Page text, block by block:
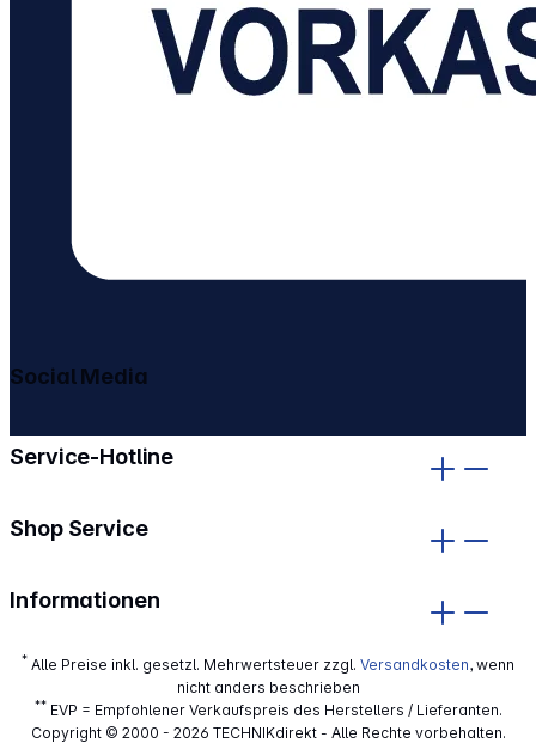
Service-Hotline
Shop Service
Informationen
Social Media
* Alle Preise inkl. gesetzl. Mehrwertsteuer zzgl. Versandkosten, wenn
nicht anders beschrieben
**EVP = Empfohlener Verkaufspreis des Herstellers / Lieferanten.
Copyright © 2000 - 2026 TECHNIKdirekt - Alle Rechte vorbehalten.